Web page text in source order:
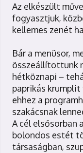
Az elkészült
fogyasztjuk,
kellemes zenét
Bár a menüsor,
összeállítottunk
hétköznapi –
paprikás
ehhez a
szakácsnak
A cél elsősorban
bolondos estét
társaságban,